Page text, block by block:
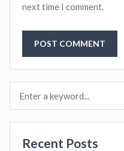
next time I comment.
Recent Posts